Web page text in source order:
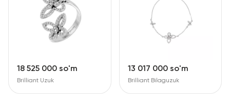
18 525 000 so'm
Brilliant Uzuk
13 017 000 so'm
Brilliant Bilaguzuk